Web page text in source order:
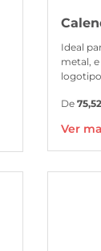
Ideal
metal,
De
Ver